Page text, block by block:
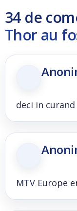
34 de
Thor au
deci in curand
MTV Europe